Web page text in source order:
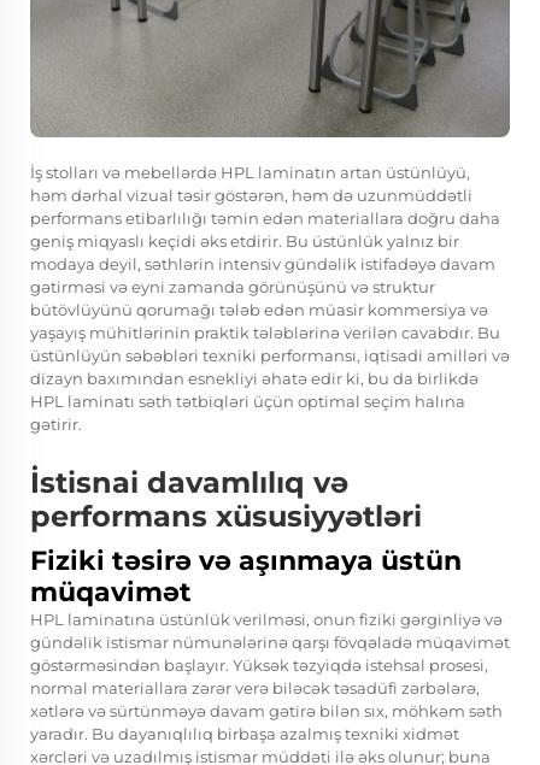
İş stolları və mebellərdə HPL laminatın artan üstünlüyü,
həm dərhal vizual təsir göstərən, həm də uzunmüddətli
performans etibarlılığı təmin edən materiallara doğru daha
geniş miqyaslı keçidi əks etdirir. Bu üstünlük yalnız bir
modaya deyil, səthlərin intensiv gündəlik istifadəyə davam
gətirməsi və eyni zamanda görünüşünü və struktur
bütövlüyünü qorumağı tələb edən müasir kommersiya və
yaşayış mühitlərinin praktik tələblərinə verilən cavabdır. Bu
üstünlüyün səbəbləri texniki performansı, iqtisadi amilləri və
dizayn baxımından esnekliyi əhatə edir ki, bu da birlikdə
HPL laminatı səth tətbiqləri üçün optimal seçim halına
gətirir.
İstisnai davamlılıq və
performans xüsusiyyətləri
Fiziki təsirə və aşınmaya üstün
müqavimət
HPL laminatına üstünlük verilməsi, onun fiziki gərginliyə və
gündəlik istismar nümunələrinə qarşı fövqəladə müqavimət
göstərməsindən başlayır. Yüksək təzyiqdə istehsal prosesi,
normal materiallara zərər verə biləcək təsadüfi zərbələrə,
xətlərə və sürtünməyə davam gətirə bilən sıx, möhkəm səth
yaradır. Bu dayanıqlılıq birbaşa azalmış texniki xidmət
xərcləri və uzadılmış istismar müddəti ilə əks olunur; buna